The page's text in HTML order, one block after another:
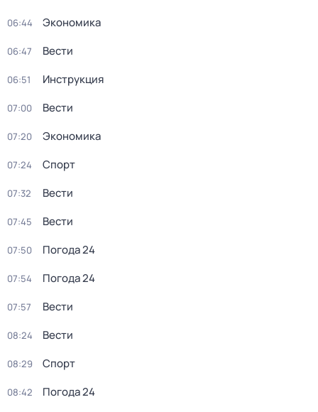
06:44 Экономика
06:47 Вести
06:51 Инструкция
07:00 Вести
07:20 Экономика
07:24 Спорт
07:32 Вести
07:45 Вести
07:50 Погода 24
07:54 Погода 24
07:57 Вести
08:24 Вести
08:29 Спорт
08:42 Погода 24